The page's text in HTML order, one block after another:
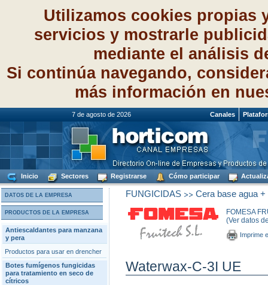
Utilizamos cookies propias
servicios y mostrarle
mediante el análisis
Si continúa navegando,
más información en
7 de agosto de 2026 Canales
Inicio Sectores Registrarse Cómo participar
DATOS DE LA EMPRESA
PRODUCTOS DE LA EMPRESA
Antiescaldantes para manzana
y pera
Productos para usar en drencher
Botes fumígenos fungicidas
para tratamiento en seco de
cítricos
FUNGICIDAS>> Cera base agua
FOMESA
(Ver datos
Imprime
Waterwax-C-3I UE